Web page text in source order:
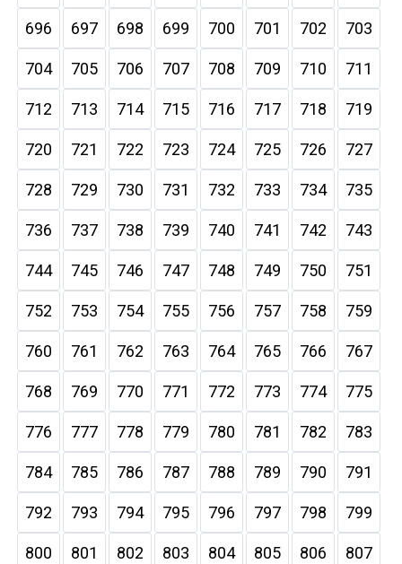
696 697 698 699 700 701 702 703
704 705 706 707 708 709 710 711
712 713 714 715 716 717 718 719
720 721 722 723 724 725 726 727
728 729 730 731 732 733 734 735
736 737 738 739 740 741 742 743
744 745 746 747 748 749 750 751
752 753 754 755 756 757 758 759
760 761 762 763 764 765 766 767
768 769 770 771 772 773 774 775
776 777 778 779 780 781 782 783
784 785 786 787 788 789 790 791
792 793 794 795 796 797 798 799
800 801 802 803 804 805 806 807